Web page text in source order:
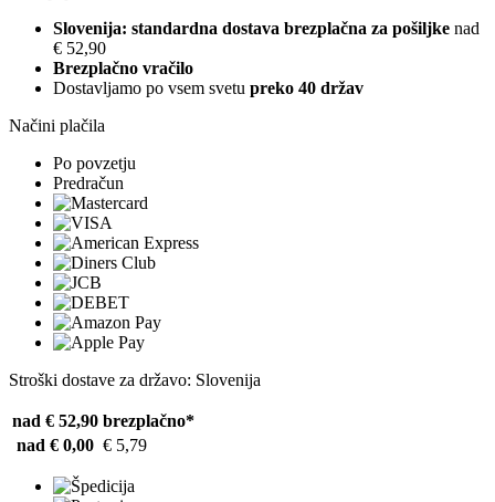
Slovenija: standardna dostava brezplačna za pošiljke nad
€ 52,90
Brezplačno vračilo
Dostavljamo po vsem svetu preko 40 držav
Načini plačila
Po povzetju
Predračun
Stroški dostave za državo: Slovenija
nad € 52,90 brezplačno*
nad € 0,00 € 5,79